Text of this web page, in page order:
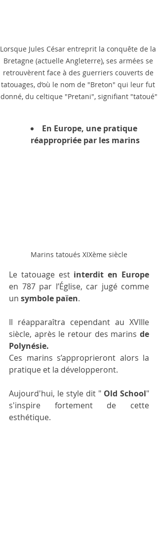
Lorsque Jules César entreprit la conquête de la
Bretagne (actuelle Angleterre), ses armées se
retrouvèrent face à des guerriers couverts de
tatouages, d’où le nom de "Breton" qui leur fut
donné, du celtique "Pretani", signifiant "tatoué"
En Europe, une pratique
réappropriée par les marins
Marins tatoués XIXème siècle
Le tatouage est
en 787 par l’Église, car jugé comme
un symbole païen.
Il réapparaîtra cependant au XVIIIe
siècle, après le retour des marins de
Polynésie.
Ces marins s’approprieront alors la
pratique et la développeront.
Aujourd'hui, le style dit " Old School"
s'inspire fortement de cette
esthétique.